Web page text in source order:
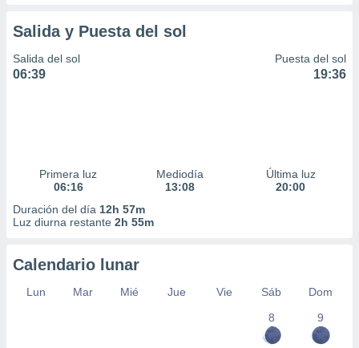
Salida y Puesta del sol
Salida del sol
06:39
Puesta del sol
19:36
Primera luz
06:16
Mediodía
13:08
Última luz
20:00
Duración del día 12h 57m
Luz diurna restante 2h 55m
Calendario lunar
Lun Mar Mié Jue Vie Sáb
Dom
8
9